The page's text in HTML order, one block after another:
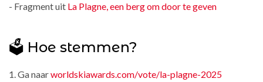
- Fragment uit La Plagne, een berg om door te geven
🗳️ Hoe stemmen?
1. Ga naarworldskiawards.com/vote/la-plagne-2025